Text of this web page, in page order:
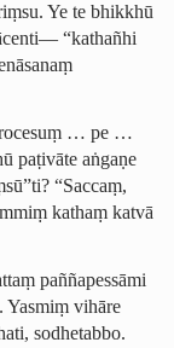
Ye te bhikkhū
“kathañhi
… pe …
paṭivāte aṅgaṇe
“Saccaṃ,
kathaṃ katvā
paññapessāmi
Yasmiṃ vihāre
sodhetabbo.